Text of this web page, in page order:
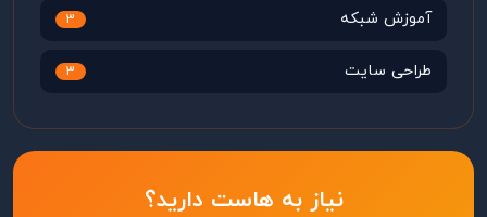
آموزش شبکه 3
طراحی سایت 3
نیاز به هاست دارید؟